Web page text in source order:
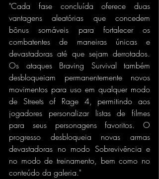
"Cada fase concluída oferece duas
vantagens aleatórias que concedem
bônus somáveis ​​para fortalecer os
combatentes de maneiras únicas e
devastadoras até que sejam derrotados.
Os ataques Braving Survival também
desbloqueiam permanentemente novos
movimentos para uso em qualquer modo
de Streets of Rage 4, permitindo aos
jogadores personalizar listas de filmes
para seus personagens favoritos. O
progresso desbloqueia novas armas
devastadoras no modo Sobrevivência e
no modo de treinamento, bem como no
conteúdo da galeria."